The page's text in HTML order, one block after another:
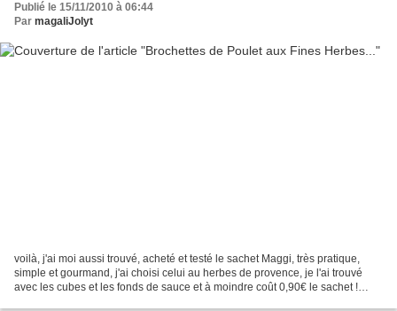
Publié le 15/11/2010 à 06:44
Par magaliJolyt
voilà, j'ai moi aussi trouvé, acheté et testé le sachet Maggi, très pratique,
simple et gourmand, j'ai choisi celui au herbes de provence, je l'ai trouvé
avec les cubes et les fonds de sauce et à moindre coût 0,90€ le sachet !